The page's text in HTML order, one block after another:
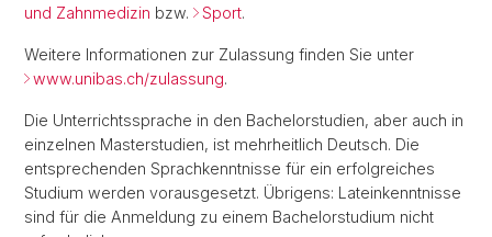
und Zahnmedizin bzw. Sport.
Weitere Informationen zur Zulassung finden Sie unter
www.unibas.ch/zulassung.
Die Unterrichtssprache in den Bachelorstudien, aber auch in
einzelnen Masterstudien, ist mehrheitlich Deutsch. Die
entsprechenden Sprachkenntnisse für ein erfolgreiches
Studium werden vorausgesetzt. Übrigens: Lateinkenntnisse
sind für die Anmeldung zu einem Bachelorstudium nicht